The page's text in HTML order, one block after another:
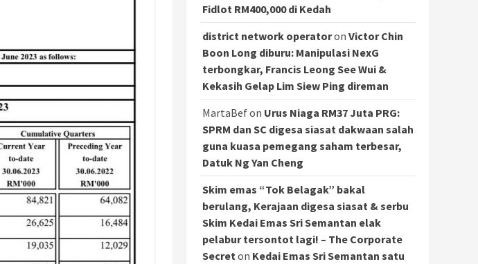
Fidlot RM400,000 di Kedah
district network operatoron Victor Chin
Boon Long diburu: Manipulasi NexG
terbongkar, Francis Leong See Wui &
Kekasih Gelap Lim Siew Ping direman
MartaBefon Urus Niaga RM37 Juta PRG:
SPRM dan SC digesa siasat dakwaan salah
guna kuasa pemegang saham terbesar,
Datuk Ng Yan Cheng
Skim emas “Tok Belagak” bakal
berulang, Kerajaan digesa siasat & serbu
Skim Kedai Emas Sri Semantan elak
pelabur tersontot lagi! – The Corporate
Secret on Kedai Emas Sri Semantan satu